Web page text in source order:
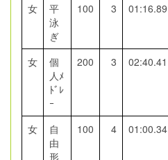
女
平
泳
ぎ
100 3 01:16.89
女
個
人ﾒ
ﾄﾞﾚ
ｰ
200 3 02:40.41
女
自
由
形
100 4 01:00.34